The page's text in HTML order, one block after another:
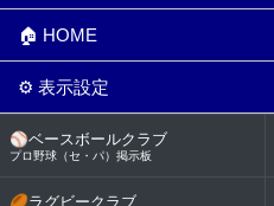
🏠 HOME
⚙️ 表示設定
⚾ベースボールクラブ
プロ野球（セ・パ）掲示板
🏉ラグビークラブ